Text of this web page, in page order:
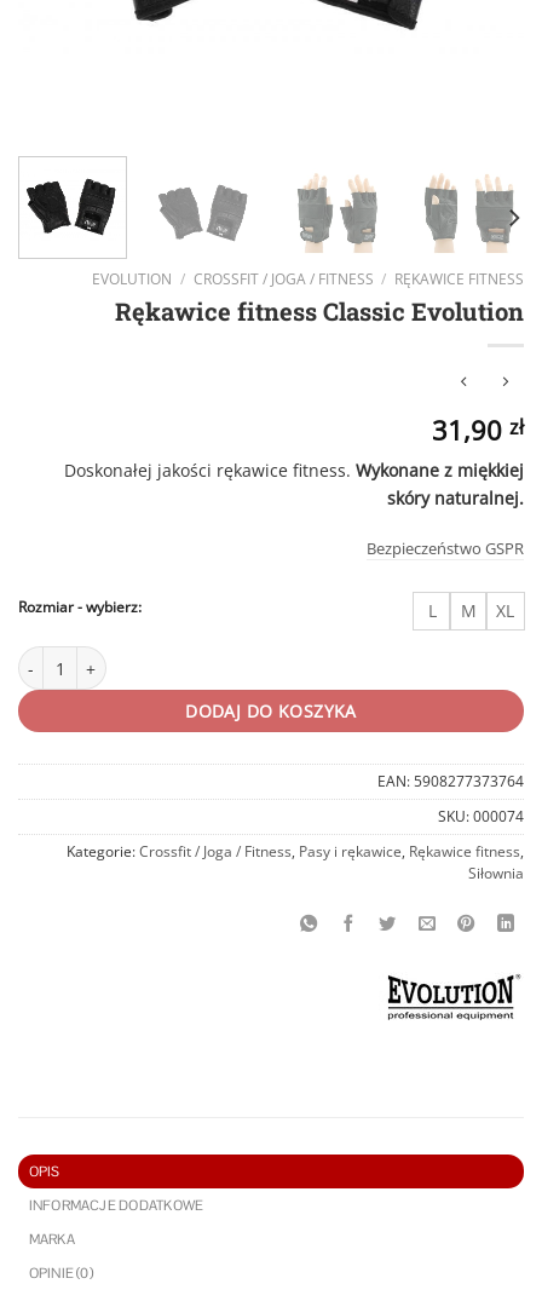
EVOLUTION / CROSSFIT / JOGA / FITNESS / RĘKAWICE FITNESS
Rękawice fitness Classic Evolution
31,90 zł
Doskonałej jakości rękawice fitness. Wykonane z miękkiej
skóry naturalnej.
Bezpieczeństwo GSPR
Rozmiar L M XL
ilość Rękawice fitness Classic Evolution
DODAJ DO KOSZYKA
EAN: 5908277373764
SKU: 000074
Kategorie: Crossfit / Joga / Fitness, Pasy i rękawice, Rękawice fitness,
Siłownia
OPIS
INFORMACJE DODATKOWE
MARKA
OPINIE (0)